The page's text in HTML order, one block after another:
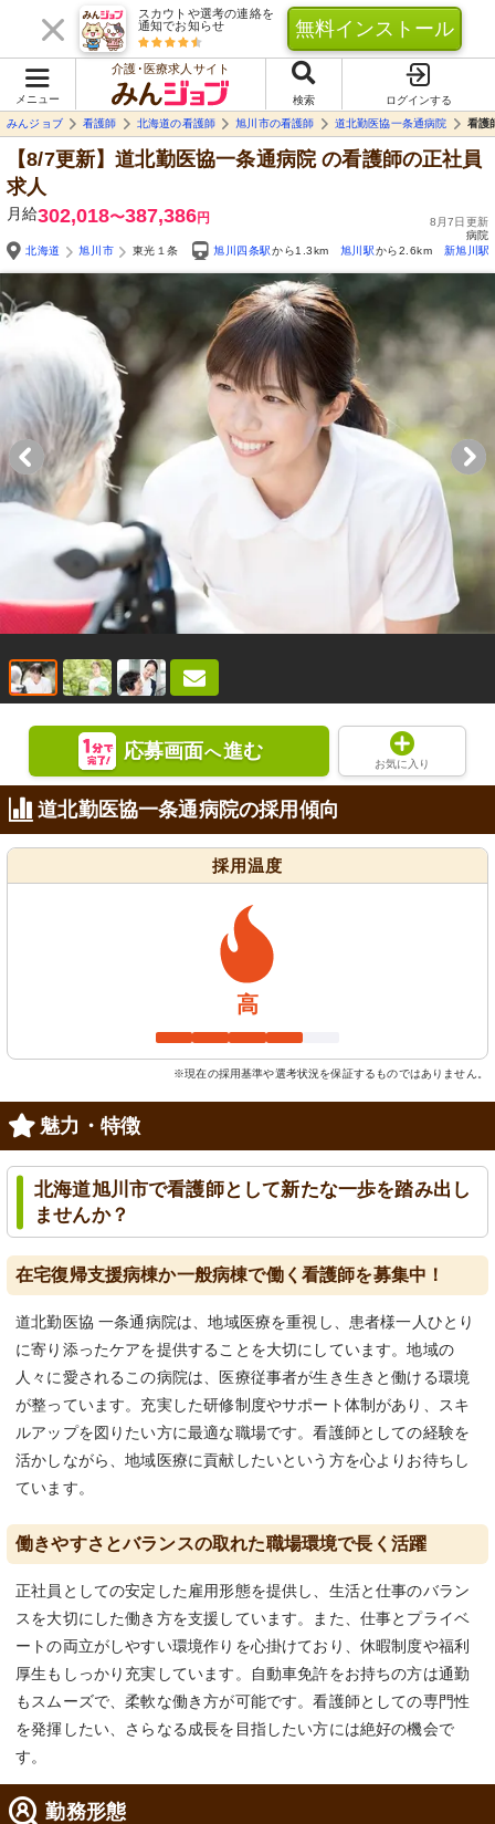
スカウトや選考の連絡を
通知でお知らせ
無料インストール
メニュー
介護･医療求人サイト
検索
ログインする
みんジョブ
看護師 北海道の看護師 旭川市の看護師 道北勤医協一条通病院 看護
【8/7更新】道北勤医協一条通病院の看護師の正社員
求人
月給302,018〜387,386円
8月7日更新
病院
北海道
旭川市 東光１条 旭川四条駅から1.3km 旭川駅から2.6km 新旭川駅
応募画面へ進む
お気に入り
道北勤医協一条通病院の採用傾向
採用温度
高
※現在の採用基準や選考状況を保証するものではありません。
魅力・特徴
北海道旭川市で看護師として新たな一歩を踏み出し
ませんか？
在宅復帰支援病棟か一般病棟で働く看護師を募集中！
道北勤医協 一条通病院は、地域医療を重視し、患者様一人ひとり
に寄り添ったケアを提供することを大切にしています。地域の
人々に愛されるこの病院は、医療従事者が生き生きと働ける環境
が整っています。充実した研修制度やサポート体制があり、スキ
ルアップを図りたい方に最適な職場です。看護師としての経験を
活かしながら、地域医療に貢献したいという方を心よりお待ちし
ています。
働きやすさとバランスの取れた職場環境で長く活躍
正社員としての安定した雇用形態を提供し、生活と仕事のバラン
スを大切にした働き方を支援しています。また、仕事とプライベ
ートの両立がしやすい環境作りを心掛けており、休暇制度や福利
厚生もしっかり充実しています。自動車免許をお持ちの方は通勤
もスムーズで、柔軟な働き方が可能です。看護師としての専門性
を発揮したい、さらなる成長を目指したい方には絶好の機会で
す。
勤務形態